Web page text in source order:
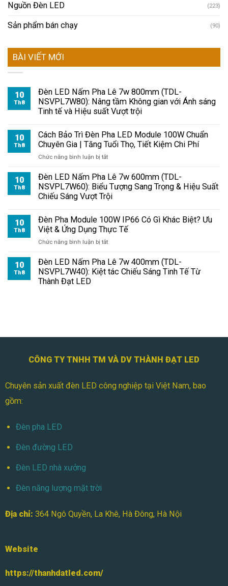
Nguồn Đèn LED (223)
Sản phẩm bán chạy (90)
BÀI VIẾT MỚI
10
Th8
Đèn LED Nấm Pha Lê 7w 800mm (TDL-
NSVPL7W80): Nâng tầm Không gian với Ánh sáng
Tinh tế và Hiệu suất Vượt trội
10
Th8
Cách Bảo Trì Đèn Pha LED Module 100W Chuẩn
Chuyên Gia | Tăng Tuổi Thọ, Tiết Kiệm Chi Phí
Chức năng bình luận bị tắtở
Bảo
Trì
Đèn
Pha
Module
100W
|
Tăng
10
Th8
Đèn LED Nấm Pha Lê 7w 600mm (TDL-
NSVPL7W60): Biểu Tượng Sang Trọng & Hiệu Suất
Chiếu Sáng Vượt Trội
10
Th8
Đèn Pha Module 100W IP66 Có Gì Khác Biệt? Ưu
Việt & Ứng Dụng Thực Tế
Chức năng bình luận bị tắtở
Pha
Module
Ứng
Tế
10
Th8
Đèn LED Nấm Pha Lê 7w 400mm (TDL-
NSVPL7W40): Kiệt tác Chiếu Sáng Tinh Tế Từ
Thành Đạt LED
CÔNG TY TNHH TM VÀ DV THÀNH ĐẠT LED
Chuyên sản xuất đèn LED công nghiệp tại Việt Nam, bao
gồm:
Đèn pha LED
Đèn đường LED
Đèn LED nhà xưởng
Đèn năng lượng mặt trời
Địa chỉ: 364 Ngô Quyền, La Khê, Hà Đông, Hà Nội
Website
https://thanhdatled.com/